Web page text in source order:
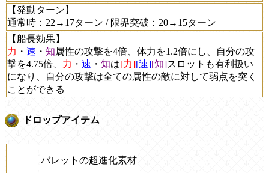
【発動ターン】
通常時：22→17ターン / 限界突破：20→15ターン
【船長効果】
力 ・ 速 ・ 知属性の攻撃を4倍、体力を1.2倍にし、自分の攻
撃を4.75倍、 力 ・ 速 ・ 知は[力][速][知]スロットも有利扱い
になり、自分の攻撃は全ての属性の敵に対して弱点を突く
ことができる
ドロップアイテム
バレットの超進化素材